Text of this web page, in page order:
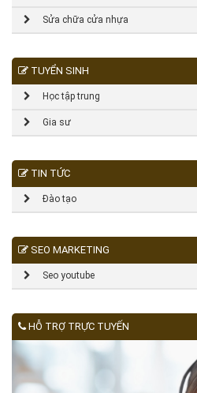
Sửa chữa cửa nhựa
TUYỂN SINH
Học tập trung
Gia sư
TIN TỨC
Đào tạo
SEO MARKETING
Seo youtube
HỖ TRỢ TRỰC TUYẾN